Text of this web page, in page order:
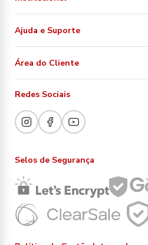
Ajuda e Suporte
Área do Cliente
Redes Sociais
Selos de Segurança